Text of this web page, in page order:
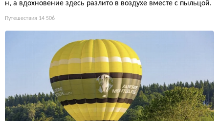
н, а вдохновение здесь разлито в воздухе вместе с пыльцой.
Путешествия 14 506